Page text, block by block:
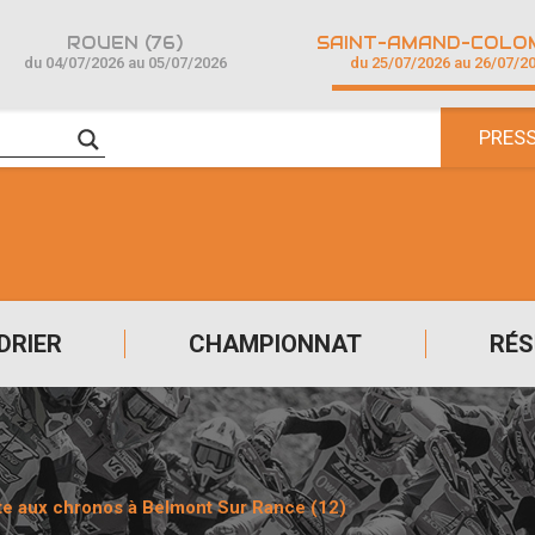
CHAMPIONNAT
ROUEN (76)
du 04/07/2026 au 05/07/2026 du 25/07/2026 au 26/07/
aux chronos à Belmont Sur Rance (12)